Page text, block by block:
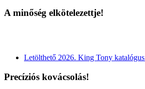
A minőség elkötelezettje!
Letölthető 2026. King Tony katalógus
Precíziós kovácsolás!